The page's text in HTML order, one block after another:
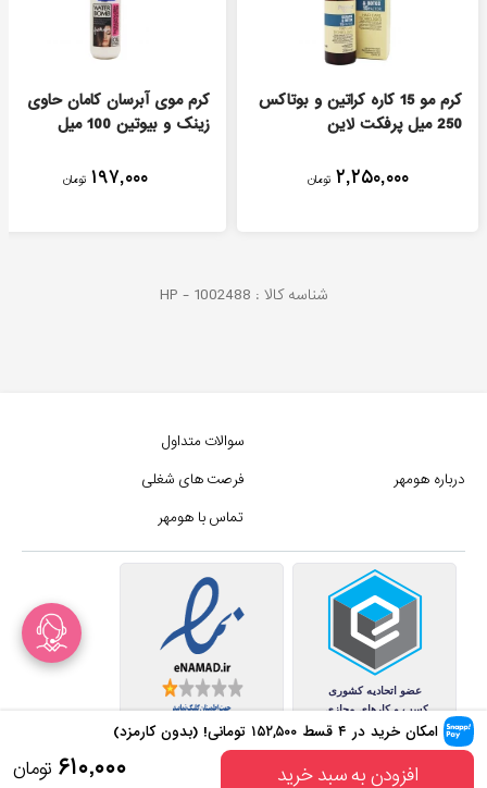
امکان خرید در ۴ قسط ۱۵۲,۵۰۰ تومانی! (بدون کارمزد)
افزودن به سبد خرید ۶۱۰,۰۰۰ تومان
کرم مو 15 کاره کراتین و بوتاکس
250 میل پرفکت لاین
۲,۲۵۰,۰۰۰ تومان
کرم موی آبرسان کامان حاوی
زینک و بیوتین 100 میل
۱۹۷,۰۰۰ تومان
شناسه کالا : HP - 1002488
درباره هومهر
سوالات متداول
فرصت های شغلی
تماس با هومهر
کلیه حقوق این سایت متعلق به
مجموع فروشگاه های هومهر (فروشگاه آنلاین هومهر) میباشد.